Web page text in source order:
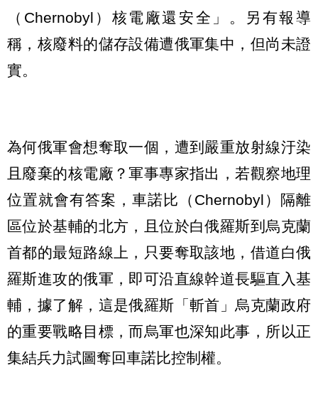
（Chernobyl）核電廠還安全」。另有報導
稱，核廢料的儲存設備遭俄軍集中，但尚未證
實。
為何俄軍會想奪取一個，遭到嚴重放射線汙染
且廢棄的核電廠？軍事專家指出，若觀察地理
位置就會有答案，車諾比（Chernobyl）隔離
區位於基輔的北方，且位於白俄羅斯到烏克蘭
首都的最短路線上，只要奪取該地，借道白俄
羅斯進攻的俄軍，即可沿直線幹道長驅直入基
輔，據了解，這是俄羅斯「斬首」烏克蘭政府
的重要戰略目標，而烏軍也深知此事，所以正
集結兵力試圖奪回車諾比控制權。